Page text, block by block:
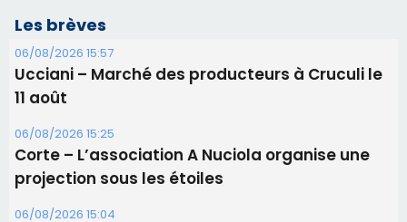
Alata - Soirée Tango Argentin au stade de San
Benedetto
05/08/2026 09:53
Biguglia : messe de la Sainte-Marie et
procession le 14 août
31/07/2026 08:24
Tennis - Début ce week-end du tournoi du
RCPV